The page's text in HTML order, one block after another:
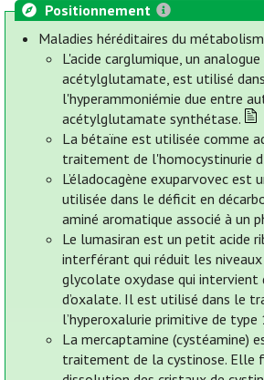
Positionnement
Maladies héréditaires du
L'acide carglumique, un
acétylglutamate, est utilisé
l'hyperammoniémie due entre
acétylglutamate synthétase.
La bétaïne est utilisée comme
traitement de l'homocystinurie
L’éladocagène exuparvovec est
utilisée dans le déficit en
aminé aromatique associé à un
Le lumasiran est un petit acide
interférant qui réduit les niveaux
glycolate oxydase qui intervient
d’oxalate. Il est utilisé dans le
l’hyperoxalurie primitive de type
La mercaptamine (cystéamine)
traitement de la cystinose. Elle